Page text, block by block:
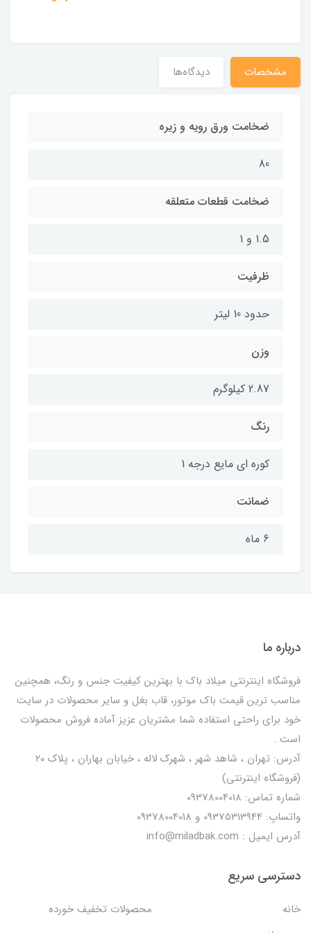
مشخصات دیدگاه‌ها
ضخامت ورق رویه و زیره
80
ضخامت قطعات متعلقه
1.5 و 1
ظرفیت
حدود 10 لیتر
وزن
2.87 کیلوگرم
رنگ
کوره ای مایع درجه 1
ضمانت
6 ماه
درباره ما
فروشگاه اینترنتی میلاد باک با بهترین کیفیت جنس و رنگ، همچنین
مناسب ترین قیمت باک موتور، قاب بغل و سایر محصولات در سایت
خود برای راحتی استفاده شما مشتریان عزیز آماده فروش محصولات
است .
آدرس: تهران ، شاهد شهر ، شهرک لاله ، خیابان بهاران ، پلاک ۲۰
(فروشگاه اینترنتی)
شماره تماس: 09378004018
واتساپ: 09375313944 و 09378004018
آدرس ایمیل : info@miladbak.com
دسترسی سریع
خانه
محصولات تخفیف خورده